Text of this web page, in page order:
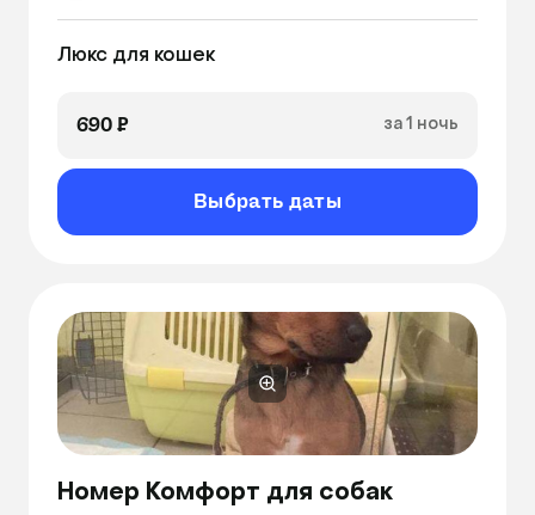
Видеонаблюдение
Люкс для кошек
690 ₽ за 1 ночь
Выбрать даты
Номер Комфорт для собак